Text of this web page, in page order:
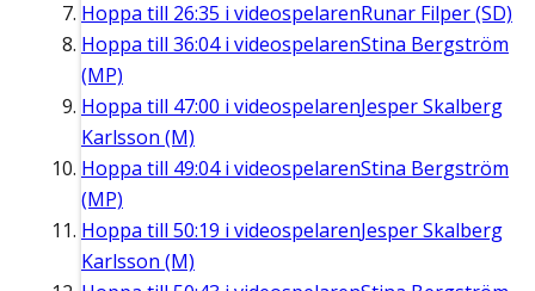
Hoppa till 26:35 i videospelarenRunar Filper (SD)
Hoppa till 36:04i videospelarenStina Bergström
(MP)
Hoppa till 47:00 i videospelarenJesper Skalberg
Karlsson (M)
Hoppa till 49:04i videospelarenStina Bergström
(MP)
Hoppa till 50:19 i videospelarenJesper Skalberg
Karlsson (M)